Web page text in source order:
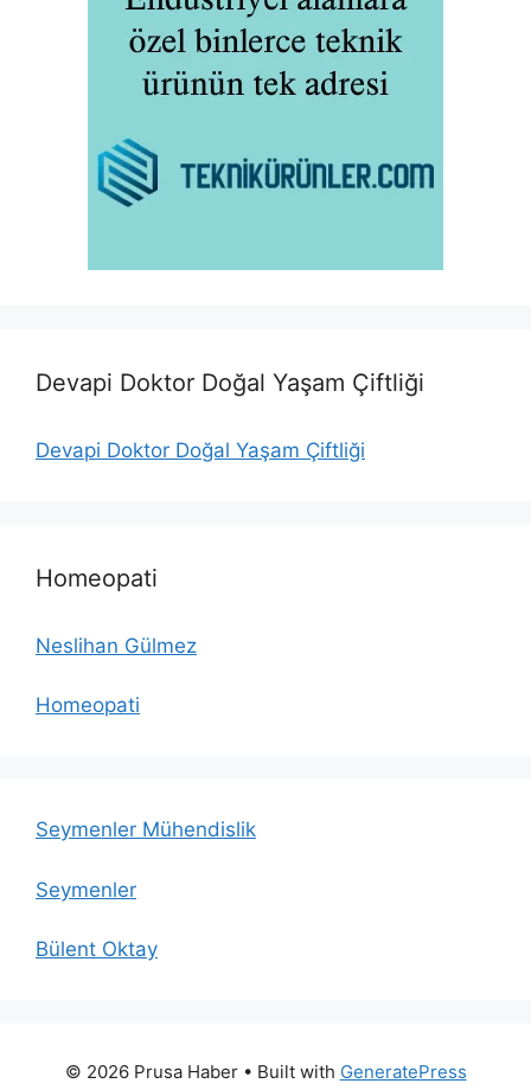
Devapi Doktor Doğal Yaşam Çiftliği
Devapi Doktor Doğal Yaşam Çiftliği
Homeopati
Neslihan Gülmez
Homeopati
Seymenler Mühendislik
Seymenler
Bülent Oktay
© 2026 Prusa Haber• Built with GeneratePress